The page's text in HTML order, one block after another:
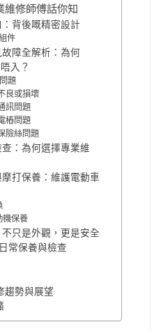
維修師傅話你知
背後嘅精密設計
件
障全解析：為何
入？
題
良或損壞
訊問題
樁問題
險絲問題
：為何選擇專業維
打保養：維護電動車
機保養
只是外觀，更是安全
常保養與檢查
趨勢與展望